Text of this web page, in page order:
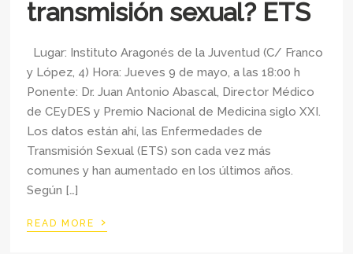
transmisión sexual? ETS
Lugar: Instituto Aragonés de la Juventud (C/ Franco
y López, 4) Hora: Jueves 9 de mayo, a las 18:00 h
Ponente: Dr. Juan Antonio Abascal, Director Médico
de CEyDES y Premio Nacional de Medicina siglo XXI.
Los datos están ahí, las Enfermedades de
Transmisión Sexual (ETS) son cada vez más
comunes y han aumentado en los últimos años.
Según […]
READ MORE ›